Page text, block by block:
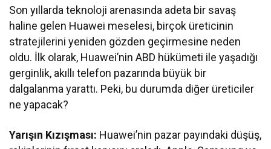
Son yıllarda teknoloji arenasında adeta bir savaş
haline gelen Huawei meselesi, birçok üreticinin
stratejilerini yeniden gözden geçirmesine neden
oldu. İlk olarak, Huawei’nin ABD hükümeti ile yaşadığı
gerginlik, akıllı telefon pazarında büyük bir
dalgalanma yarattı. Peki, bu durumda diğer üreticiler
ne yapacak?
Yarışın Kızışması: Huawei’nin pazar payındaki düşüş,